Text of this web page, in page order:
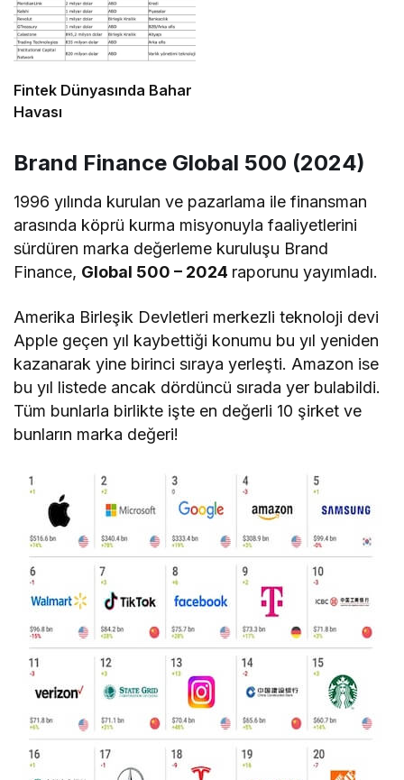
Fintek Dünyasında Bahar
Havası
Brand Finance Global 500 (2024)
1996 yılında kurulan ve pazarlama ile finansman
arasında köprü kurma misyonuyla faaliyetlerini
sürdüren marka değerleme kuruluşu Brand
Finance, Global 500 – 2024 raporunu yayımladı.
Amerika Birleşik Devletleri merkezli teknoloji devi
Apple geçen yıl kaybettiği konumu bu yıl yeniden
kazanarak yine birinci sıraya yerleşti. Amazon ise
bu yıl listede ancak dördüncü sırada yer bulabildi.
Tüm bunlarla birlikte işte en değerli 10 şirket ve
bunların marka değeri!